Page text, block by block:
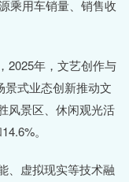
乘用车销量、销售收
2025年，文艺创作与
景式业态创新推动文
风景区、休闲观光活
。
、虚拟现实等技术融